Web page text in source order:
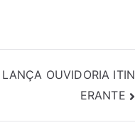
OUVIDORIA ITIN
ERANTE